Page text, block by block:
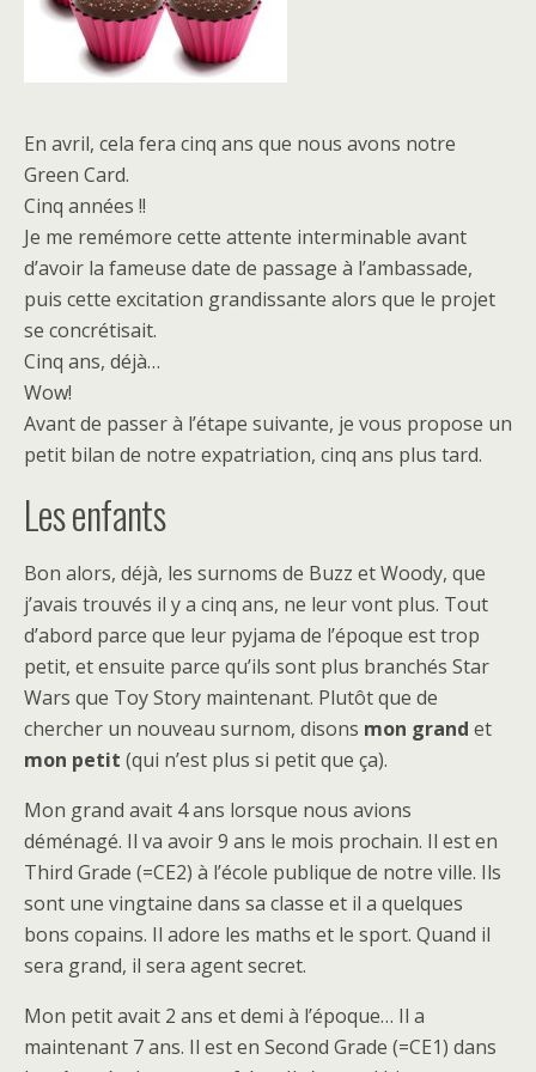
En avril, cela fera cinq ans que nous avons notre
Green Card.
Cinq années !!
Je me remémore cette attente interminable avant
d’avoir la fameuse date de passage à l’ambassade,
puis cette excitation grandissante alors que le projet
se concrétisait.
Cinq ans, déjà…
Wow!
Avant de passer à l’étape suivante, je vous propose un
petit bilan de notre expatriation, cinq ans plus tard.
Les enfants
Bon alors, déjà, les surnoms de Buzz et Woody, que
j’avais trouvés il y a cinq ans, ne leur vont plus. Tout
d’abord parce que leur pyjama de l’époque est trop
petit, et ensuite parce qu’ils sont plus branchés Star
Wars que Toy Story maintenant. Plutôt que de
chercher un nouveau surnom, disons mon grand et
mon petit (qui n’est plus si petit que ça).
Mon grand avait 4 ans lorsque nous avions
déménagé. Il va avoir 9 ans le mois prochain. Il est en
Third Grade (=CE2) à l’école publique de notre ville. Ils
sont une vingtaine dans sa classe et il a quelques
bons copains. Il adore les maths et le sport. Quand il
sera grand, il sera agent secret.
Mon petit avait 2 ans et demi à l’époque… Il a
maintenant 7 ans. Il est en Second Grade (=CE1) dans